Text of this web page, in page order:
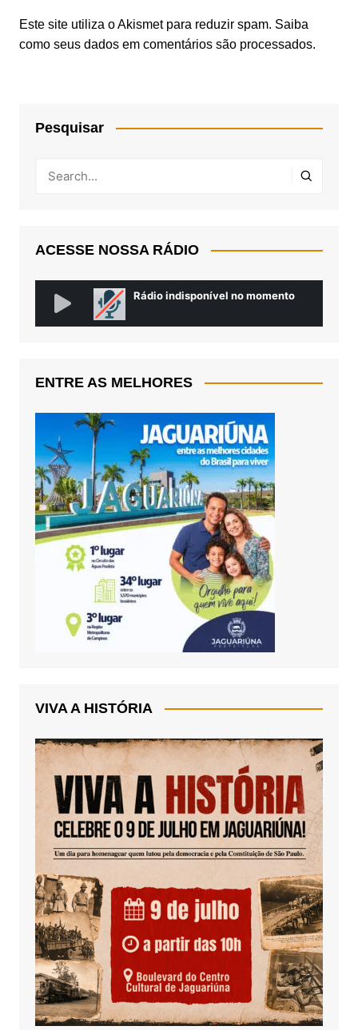
Este site utiliza o Akismet para reduzir spam. Saiba
como seus dados em comentários são processados.
Pesquisar
ACESSE NOSSA RÁDIO
ENTRE AS MELHORES
VIVA A HISTÓRIA